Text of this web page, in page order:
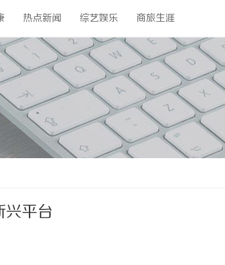
热点新闻 综艺娱乐 商旅生涯
兴平台